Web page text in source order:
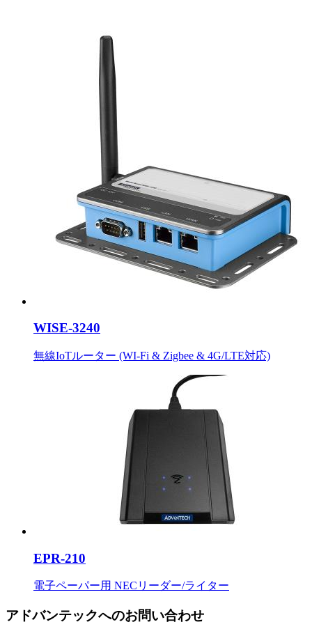
WISE-3240
無線IoTルーター (WI-Fi & Zigbee & 4G/LTE対応)
EPR-210
電子ペーパー用 NECリーダー/ライター
アドバンテックへのお問い合わせ